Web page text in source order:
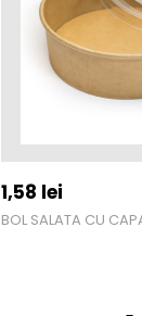
1,58 lei
BOL SALATA CU